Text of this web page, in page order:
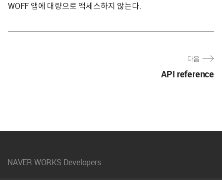
WOFF 앱에 대량으로 액세스하지 않는다.
다음
API reference
NAVER WORKS Developers